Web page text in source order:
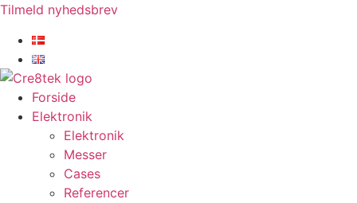
Videre
indhold
Tilmeld nyhedsbrev
Forside
Elektronik
Elektronik
Messer
Cases
Referencer